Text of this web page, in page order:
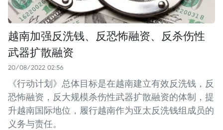
越南加强反洗钱、反恐怖融资、反杀伤性
武器扩散融资
20/08/2022 02:56
《行动计划》总体目标是在越南建立有效反洗钱，反
恐怖融资，反大规模杀伤性武器扩散融资的体制，提
升越南国际地位，履行越南作为亚太反洗钱组成员的
义务与责任。